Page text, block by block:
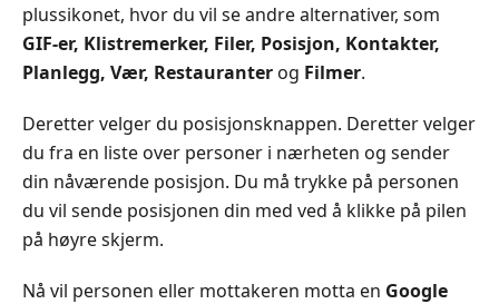
plussikonet, hvor du vil se andre alternativer, som
GIF-er, Klistremerker, Filer, Posisjon, Kontakter,
Planlegg, Vær, Restauranter og Filmer.
Deretter velger du posisjonsknappen. Deretter velger
du fra en liste over personer i nærheten og sender
din nåværende posisjon. Du må trykke på personen
du vil sende posisjonen din med ved å klikke på pilen
på høyre skjerm.
Nå vil personen eller mottakeren motta en Google